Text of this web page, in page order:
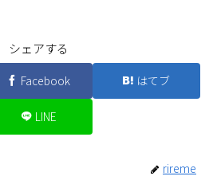
シェアする
Facebook はてブ
LINE
rireme